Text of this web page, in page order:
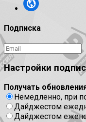
Подписка
Настройки
Получать
Немедленно, при
Дайджестом
Дайджестом